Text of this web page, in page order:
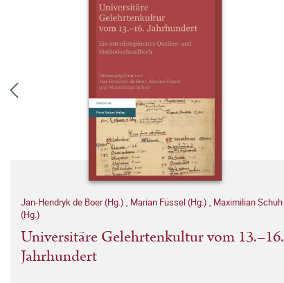
Jan-Hendryk de Boer (Hg.) , Marian Füssel (Hg.) , Maximilian Schuh
(Hg.)
Universitäre Gelehrtenkultur vom 13.–16.
Jahrhundert